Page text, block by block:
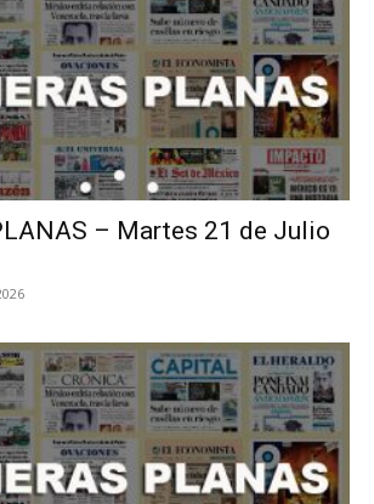
– Martes 21 de Julio